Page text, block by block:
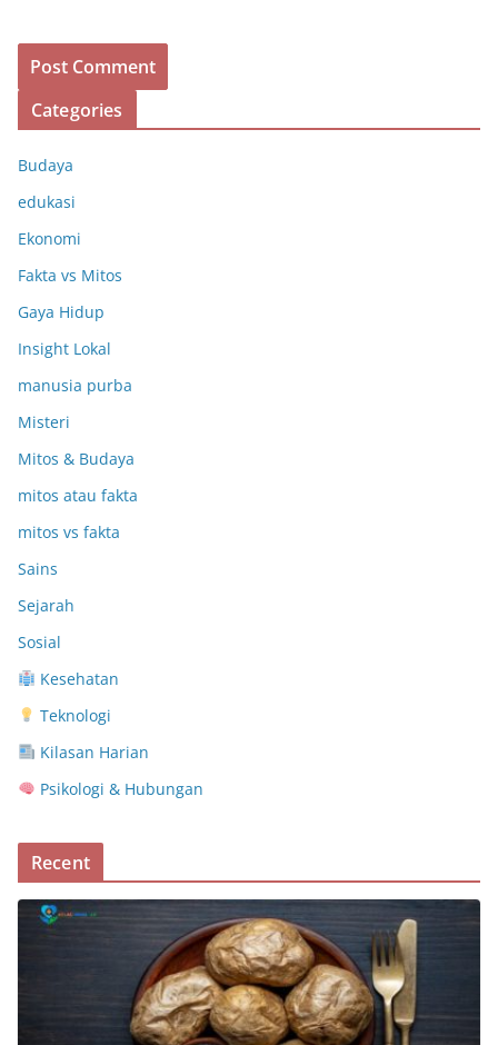
Categories
Budaya
edukasi
Ekonomi
Fakta vs Mitos
Gaya Hidup
Insight Lokal
manusia purba
Misteri
Mitos & Budaya
mitos atau fakta
mitos vs fakta
Sains
Sejarah
Sosial
Kesehatan
Teknologi
Kilasan Harian
Psikologi & Hubungan
Recent